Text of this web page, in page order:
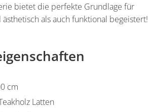
bietet die perfekte Grundlage für
als auch funktional begeistert!
cm
Latten